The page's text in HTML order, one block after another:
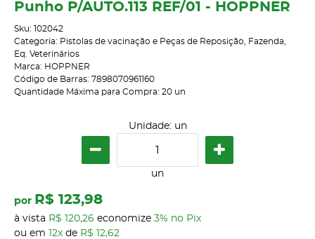
Punho P/AUTO.113 REF/01 - HOPPNER
Sku: 102042
Categoria: Pistolas de vacinação e Peças de Reposição Fazenda
Eq. Veterinários
Marca: HOPPNER
Código de Barras: 7898070961160
Quantidade Máxima para Compra: 20 un
Unidade: un
un
por R$ 123,98
à vista R$ 120,26 economize 3% no Pix
ou em
12x de R$ 12,62